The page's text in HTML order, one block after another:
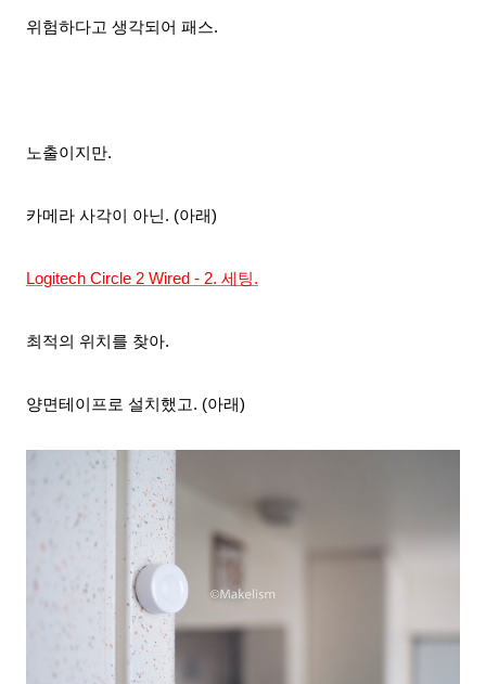
위험하다고 생각되어 패스.
노출이지만.
카메라 사각이 아닌. (아래)
Logitech Circle 2 Wired - 2. 세팅.
최적의 위치를 찾아.
양면테이프로 설치했고. (아래)